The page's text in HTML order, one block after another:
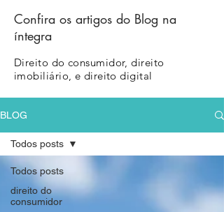
Confira os artigos do Blog na
íntegra
Direito do consumidor, direito
imobiliário, e direito digital
BLOG
Todos posts
direito do
consumidor
Todos posts